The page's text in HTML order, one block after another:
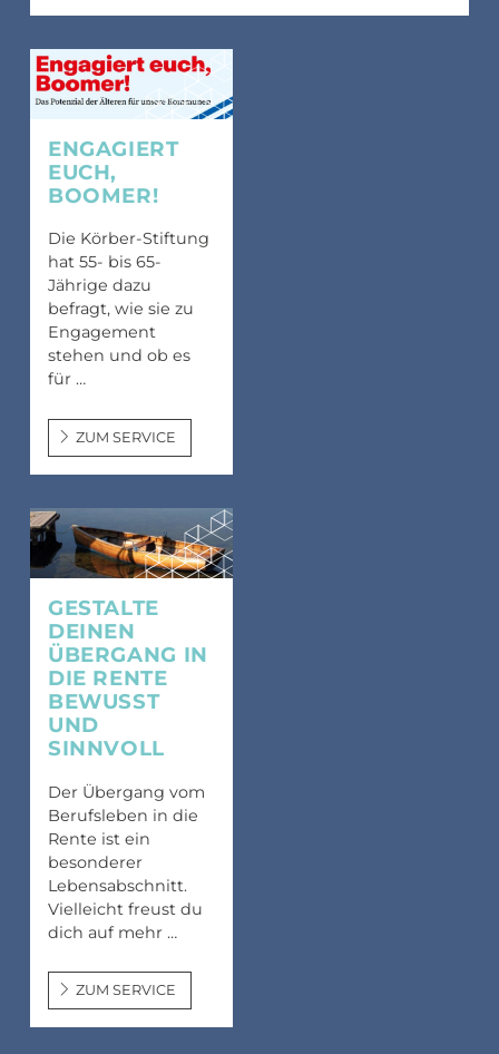
Newsletter Archiv
Leitbild
Spiritualität – eine Definition
Caritas in Kirchengemeinden
ENGAGIERT
EUCH,
BOOMER!
Die Körber-Stiftung
hat 55- bis 65-
Jährige dazu
befragt, wie sie zu
Engagement
stehen und ob es
für …
ZUM SERVICE
GESTALTE
DEINEN
ÜBERGANG IN
DIE RENTE
BEWUSST
UND
SINNVOLL
Der Übergang vom
Berufsleben in die
Rente ist ein
besonderer
Lebensabschnitt.
Vielleicht freust du
dich auf mehr …
ZUM SERVICE